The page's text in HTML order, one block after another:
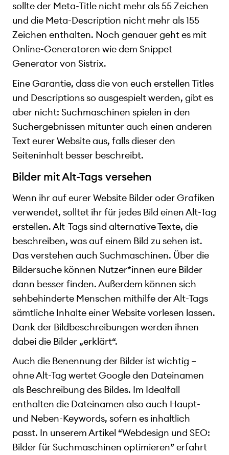
sollte der Meta-Title nicht mehr als 55 Zeichen
und die Meta-Description nicht mehr als 155
Zeichen enthalten. Noch genauer geht es mit
Online-Generatoren wie dem Snippet
Generator von Sistrix.
Eine Garantie, dass die von euch erstellen Titles
und Descriptions so ausgespielt werden, gibt es
aber nicht: Suchmaschinen spielen in den
Suchergebnissen mitunter auch einen anderen
Text eurer Website aus, falls dieser den
Seiteninhalt besser beschreibt.
Bilder mit Alt-Tags versehen
Wenn ihr auf eurer Website Bilder oder Grafiken
verwendet, solltet ihr für jedes Bild einen Alt-Tag
erstellen. Alt-Tags sind alternative Texte, die
beschreiben, was auf einem Bild zu sehen ist.
Das verstehen auch Suchmaschinen. Über die
Bildersuche können Nutzer*innen eure Bilder
dann besser finden. Außerdem können sich
sehbehinderte Menschen mithilfe der Alt-Tags
sämtliche Inhalte einer Website vorlesen lassen.
Dank der Bildbeschreibungen werden ihnen
dabei die Bilder „erklärt“.
Auch die Benennung der Bilder ist wichtig –
ohne Alt-Tag wertet Google den Dateinamen
als Beschreibung des Bildes. Im Idealfall
enthalten die Dateinamen also auch Haupt-
und Neben-Keywords, sofern es inhaltlich
passt. In unserem Artikel “Webdesign und SEO:
Bilder für Suchmaschinen optimieren” erfahrt